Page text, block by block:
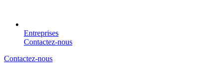
Entreprises
Contactez-nous
Contactez-nous